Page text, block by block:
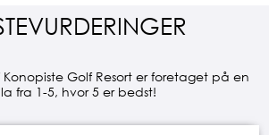
Golf Resort er foretaget på en
fra 1-5, hvor 5 er bedst!